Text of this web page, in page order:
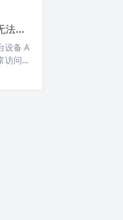
网络热点共享下客户端 A 无法访问目标设备 C 排查
设备 A
访问网